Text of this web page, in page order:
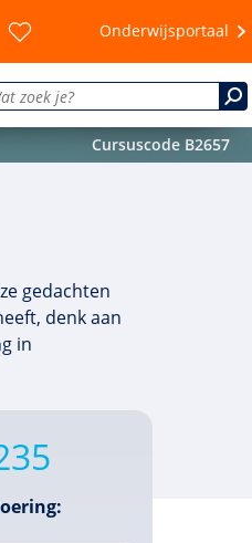
Onderwijsportaal
Cursuscode B2657
gedachten
denk aan
in